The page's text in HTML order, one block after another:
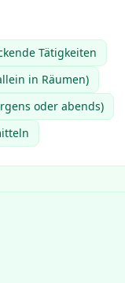
Tätigkeiten
in Räumen)
oder abends)